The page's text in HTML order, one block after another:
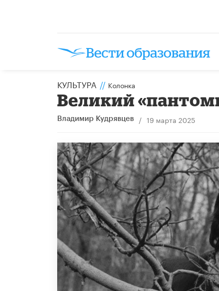
КУЛЬТУРА // Колонка
Великий
Владимир Кудрявцев / 19 марта 2025